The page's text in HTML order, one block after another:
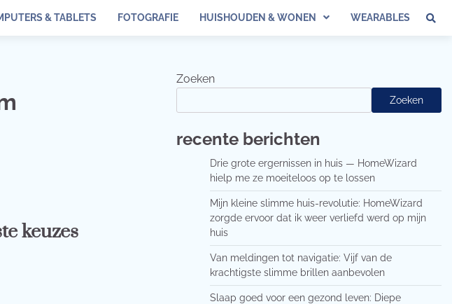
& TABLETS FOTOGRAFIE HUISHOUDEN & WONEN WEARABLES
keuzes
Zoeken
Zoeken
recente berichten
Drie grote ergernissen in huis — HomeWizard
hielp me ze moeiteloos op te lossen
Mijn kleine slimme huis-revolutie: HomeWizard
zorgde ervoor dat ik weer verliefd werd op mijn
huis
Van meldingen tot navigatie: Vijf van de
krachtigste slimme brillen aanbevolen
Slaap goed voor een gezond leven: Diepe